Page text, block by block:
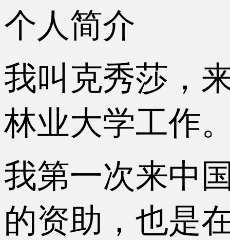
个人简介
我叫克秀莎，
林业大学工作
我第一次来中
的资助，也是